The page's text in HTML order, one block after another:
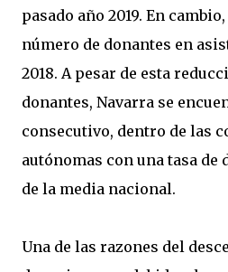
pasado año 2019. En
número de donantes en
2018. A pesar de esta
donantes, Navarra se
consecutivo, dentro de las
autónomas con una tasa
de la media nacional.
Una de las razones del